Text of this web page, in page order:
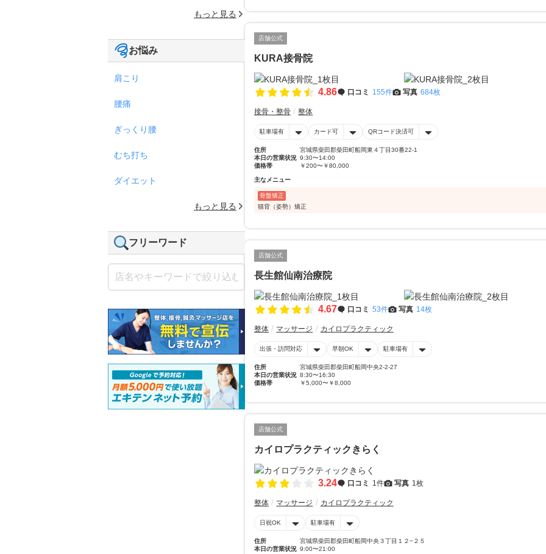
店舗公式
KURA接骨院
4.86 口コミ 155件 写真 684枚
接骨・整骨 整体
駐車場有 カード可 QRコード決済可
住所
宮城県柴田郡柴田町船岡東４丁目30番22-1
本日の営業状況 9:30〜14:00
価格帯
￥200〜￥80,000
主なメニュー
骨盤矯正
猫背（姿勢）矯正
店舗公式
長生館仙南治療院
4.67 口コミ 53件 写真 14枚
整体 マッサージ カイロプラクティック
出張・訪問対応 早朝OK 駐車場有
住所
宮城県柴田郡柴田町船岡中央2-2-27
本日の営業状況 8:30〜16:30
価格帯
￥5,000〜￥8,000
店舗公式
カイロプラクティックきらく
3.24 口コミ 1件 写真 1枚
整体 マッサージ カイロプラクティック
日祝OK 駐車場有
住所
宮城県柴田郡柴田町船岡中央３丁目１２−２５
本日の営業状況 9:00〜21:00
もっと見る
お悩み
肩こり
腰痛
ぎっくり腰
むち打ち
ダイエット
もっと見る
フリーワード